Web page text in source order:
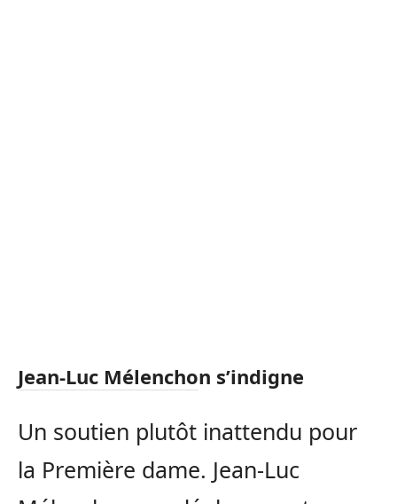
Jean-Luc Mélenchon s’indigne
Un soutien plutôt inattendu pour
la Première dame. Jean-Luc